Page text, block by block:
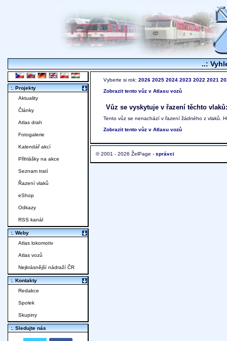
..:
Vyberte si rok: 2026 2025 2024 2023 2022 2021
Zobrazit tento vůz v Atlasu vozů
Vůz se vyskytuje v řazení těchto vlaků:
Tento vůz se nenachází v řazení žádného z vlaků.
Zobrazit tento vůz v Atlasu vozů
© 2001 - 2026 ŽelPage - správci
:. Projekty
Aktuality
Články
Atlas drah
Fotogalerie
Kalendář akcí
Přihlášky na akce
Seznam tratí
Řazení vlaků
eShop
Odkazy
RSS kanál
:. Weby
Atlas lokomotiv
Atlas vozů
Nejkrásnější nádraží ČR
:. Kontakty
Redakce
Spolek
Skupiny
:. Sledujte nás